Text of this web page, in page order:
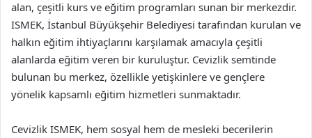
alan, çeşitli kurs ve eğitim programları sunan bir merkezdir.
ISMEK, İstanbul Büyükşehir Belediyesi tarafından kurulan ve
halkın eğitim ihtiyaçlarını karşılamak amacıyla çeşitli
alanlarda eğitim veren bir kuruluştur. Cevizlik semtinde
bulunan bu merkez, özellikle yetişkinlere ve gençlere
yönelik kapsamlı eğitim hizmetleri sunmaktadır.
Cevizlik ISMEK, hem sosyal hem de mesleki becerilerin